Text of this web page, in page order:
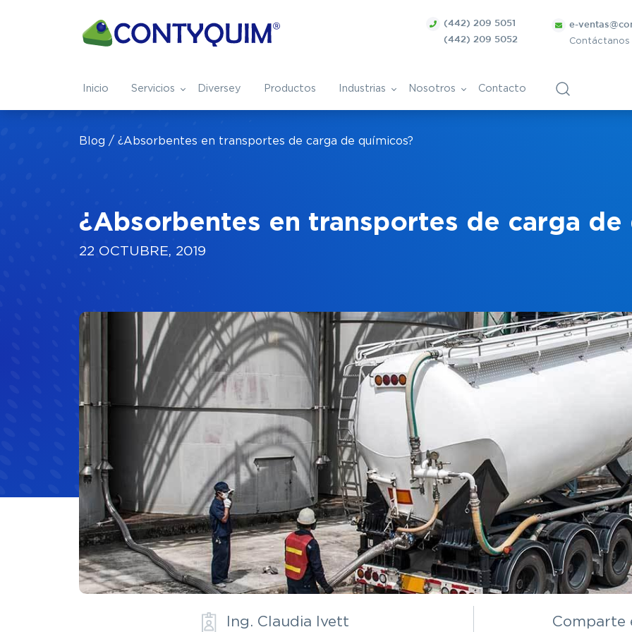
(442) 209 5051
(442) 209 5052
e-
Contáctanos
Inicio
Servicios
Tratamiento Integral de Aguas
Materias Primas
Diversey Productos Industrias
Agroindustria
Materias Primas Eléctrica y electrónica Textil
Hospitales
Nosotros Contacto
Blog ¿Absorbentes en transportes de carga de químicos?
¿Absorbentes en transportes de carga de
22 OCTUBRE, 2019
Ing. Claudia Ivett Comparte